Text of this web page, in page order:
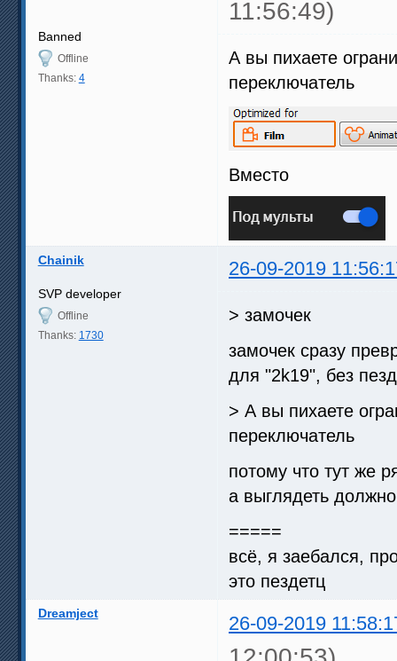
11:56:49)
Banned
Offline
Thanks: 4
А вы пихаете
переключатель
Вместо
Chainik 26-09-2019
SVP developer
Offline
Thanks: 1730
> замочек
замочек сразу
для "2k19", без
> А вы пихаете
переключатель
потому что тут же
а выглядеть
=====
всё, я заебался,
это пездетц
Dreamject 26-09-2019